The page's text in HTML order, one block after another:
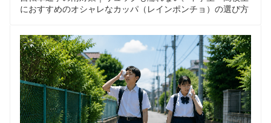
におすすめのオシャレなカッパ（レインポンチョ）の選び方